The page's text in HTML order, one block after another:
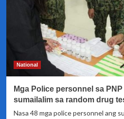
National
Mga Police personnel sa
sumailalim sa random drug
Nasa 48 mga police personnel ang